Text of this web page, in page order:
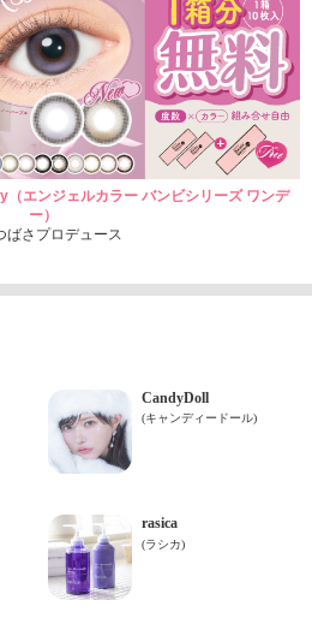
エンジェルカラー バンビシリーズ ワンデ
ー）
ばさプロデュース